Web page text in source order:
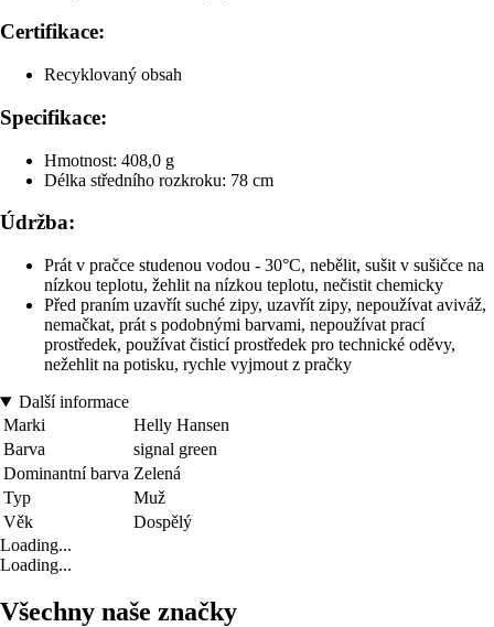
Certifikace:
Recyklovaný obsah
Specifikace:
Hmotnost: 408,0 g
Délka středního rozkroku: 78 cm
Údržba:
Prát v pračce studenou vodou - 30°C, nebělit, sušit v sušičce na
nízkou teplotu, žehlit na nízkou teplotu, nečistit chemicky
Před praním uzavřít suché zipy, uzavřít zipy, nepoužívat aviváž,
nemačkat, prát s podobnými barvami, nepoužívat prací
prostředek, používat čisticí prostředek pro technické oděvy,
nežehlit na potisku, rychle vyjmout z pračky
Další informace
Marki
Helly Hansen
Barva
signal green
Dominantní barva Zelená
Typ
Muž
Věk
Dospělý
Loading...
Loading...
Všechny naše značky